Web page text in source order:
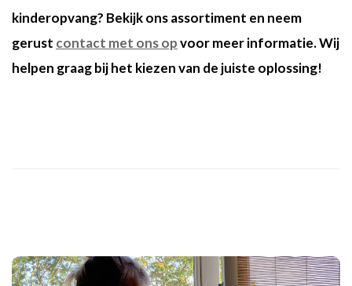
kinderopvang? Bekijk ons assortiment en neem
gerust contact met ons opvoor meer informatie. Wij
helpen graag bij het kiezen van de juiste oplossing!